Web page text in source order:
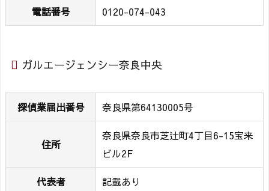
ジ
ェ
ー
良
中
大
電話番号 0120-074-043
ガルエージェンシー奈良中央
探偵業届出番号 奈良県第64130005号
住所
奈良県奈良市芝辻町4丁目6-15宝来
ビル2F
代表者 記載あり